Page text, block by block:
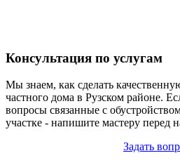
Консультация по услугам
Мы знаем, как сделать
частного дома в Рузском районе.
вопросы связанные с
участке - напишите мастеру перед
Задать